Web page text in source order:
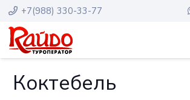
+7(988) 330-33-77
Коктебель